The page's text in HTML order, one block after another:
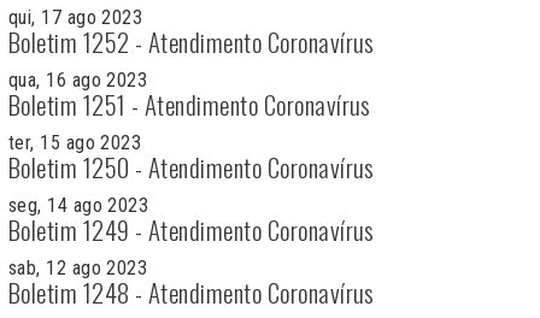
qui, 17 ago 2023
Boletim 1252 - Atendimento Coronavírus
qua, 16 ago 2023
Boletim 1251 - Atendimento Coronavírus
ter, 15 ago 2023
Boletim 1250 - Atendimento Coronavírus
seg, 14 ago 2023
Boletim 1249 - Atendimento Coronavírus
sab, 12 ago 2023
Boletim 1248 - Atendimento Coronavírus